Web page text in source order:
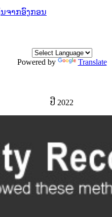
ນ​ຈາກ​ອົງກອນ
Powered by Translate
ປີ 2022